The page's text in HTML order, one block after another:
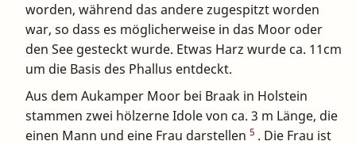
worden, während das andere zugespitzt worden
war, so dass es möglicherweise in das Moor oder
den See gesteckt wurde. Etwas Harz wurde ca. 11cm
um die Basis des Phallus entdeckt.
Aus dem Aukamper Moor bei Braak in Holstein
stammen zwei hölzerne Idole von ca. 3 m Länge, die
einen Mann und eine Frau darstellen 5 . Die Frau ist